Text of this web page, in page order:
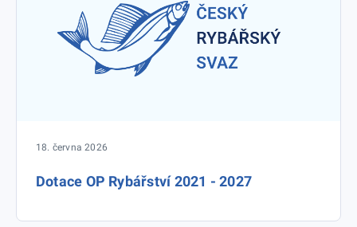
18. června 2026
Dotace OP Rybářství 2021 - 2027